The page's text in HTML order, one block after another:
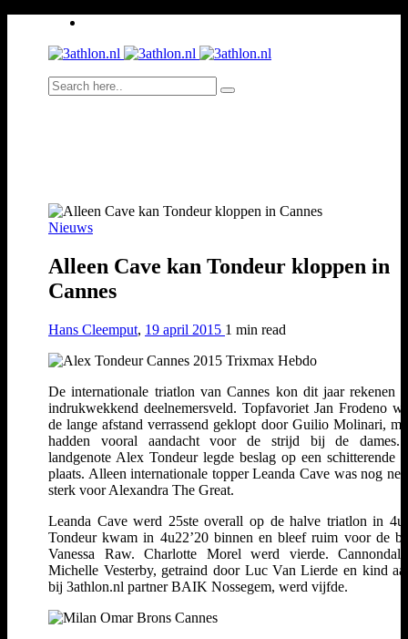
Nieuws
Alleen Cave kan Tondeur kloppen in
Cannes
Hans Cleemput, 19 april 2015 1 min read
De internationale triatlon van Cannes kon dit jaar rekenen
indrukwekkend deelnemersveld. Topfavoriet Jan Frodeno
de lange afstand verrassend geklopt door Guilio Molinari,
hadden vooral aandacht voor de strijd bij de dames.
landgenote Alex Tondeur legde beslag op een schitterende
plaats. Alleen internationale topper Leanda Cave was nog net
sterk voor Alexandra The Great.
Leanda Cave werd 25ste overall op de halve triatlon in
Tondeur kwam in 4u22’20 binnen en bleef ruim voor de
Vanessa Raw. Charlotte Morel werd vierde.
Michelle Vesterby, getraind door Luc Van Lierde en kind
bij 3athlon.nl partner BAIK Nossegem, werd vijfde.